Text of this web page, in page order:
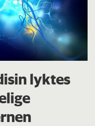
lyktes